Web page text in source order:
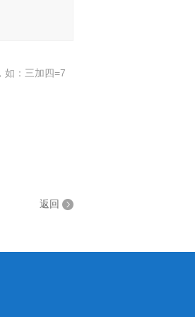
如：三加四=7
返回